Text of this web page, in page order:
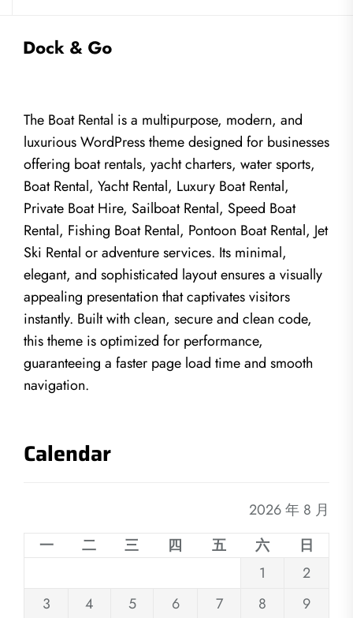
The Boat Rental is a multipurpose, modern, and
luxurious WordPress theme designed for businesses
offering boat rentals, yacht charters, water sports,
Boat Rental, Yacht Rental, Luxury Boat Rental,
Private Boat Hire, Sailboat Rental, Speed Boat
Rental, Fishing Boat Rental, Pontoon Boat Rental, Jet
Ski Rental or adventure services. Its minimal,
elegant, and sophisticated layout ensures a visually
appealing presentation that captivates visitors
instantly. Built with clean, secure and clean code,
this theme is optimized for performance,
guaranteeing a faster page load time and smooth
navigation.
Calendar
2026 年 8 月
一
二 三 四 五 六
日
1
2
3
4 5 6 7 8
9